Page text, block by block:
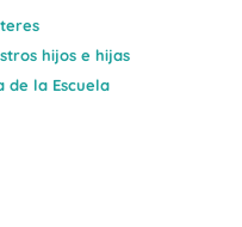
hijos e hijas
de la Escuela